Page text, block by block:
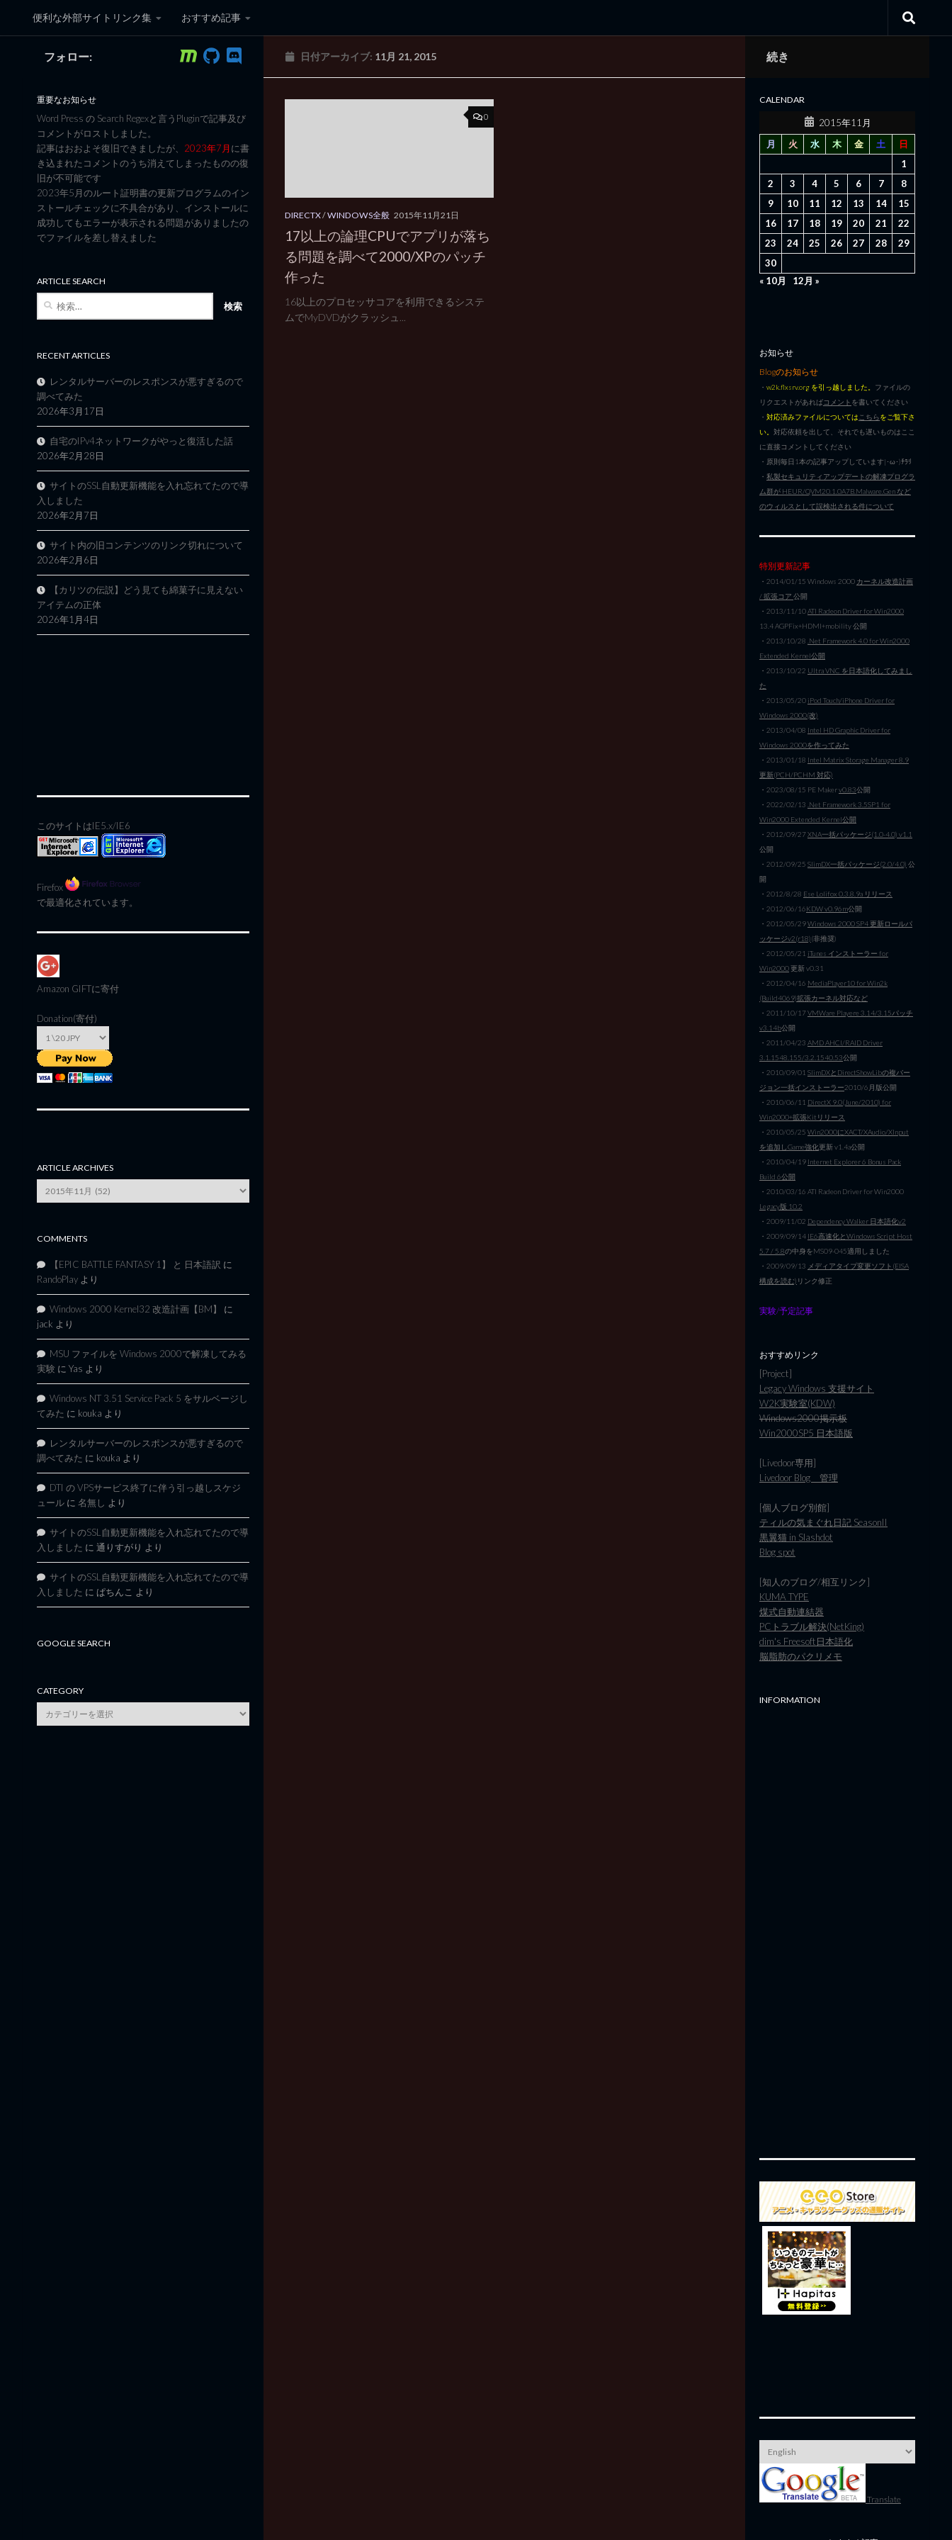
コンテンツへスキップ
便利な外部サイトリンク集 おすすめ記事
黒翼猫のコンピュータ日記 3rd Edition
日付アーカイブ: 11月 21, 2015
0
DIRECTX/WINDOWS全般 2015年11月21日
17以上の論理CPUでアプリが落ち
る問題を調べて2000/XPのパッチ
作った
16以上のプロセッサコアを利用できるシステ
ムでMyDVDがクラッシュ...
フォロー:
重要なお知らせ
Word Press の Search Regexと言うPluginで記事及び
コメントがロストしました。
記事はおおよそ復旧できましたが、 2023年7月に書
き込まれたコメントのうち消えてしまったものの復
旧が不可能です
2023年5月のルート証明書の更新プログラムのイン
ストールチェックに不具合があり、インストールに
成功してもエラーが表示される問題がありましたの
でファイルを差し替えました
ARTICLE SEARCH
RECENT ARTICLES
レンタルサーバーのレスポンスが悪すぎるので
調べてみた
2026年3月17日
自宅のIPv4ネットワークがやっと復活した話
2026年2月28日
サイトのSSL自動更新機能を入れ忘れてたので導
入しました
2026年2月7日
サイト内の旧コンテンツのリンク切れについて
2026年2月6日
【カリツの伝説】どう見ても綿菓子に見えない
アイテムの正体
2026年1月4日
このサイトはIE5.x/IE6
Firefox
で最適化されています。
Amazon GIFTに寄付
Donation(寄付)
ARTICLE ARCHIVES
Archives
COMMENTS
【EPIC BATTLE FANTASY 1】 と 日本語訳 に
RandoPlay より
Windows 2000 Kernel32 改造計画【BM】
に
jack より
MSU ファイルを Windows 2000で解凍してみる
実験 に Yas より
Windows NT 3.51 Service Pack 5 をサルベージし
てみた に kouka より
レンタルサーバーのレスポンスが悪すぎるので
調べてみた に kouka より
DTI の VPSサービス終了に伴う引っ越しスケジ
ュール に 名無し より
サイトのSSL自動更新機能を入れ忘れてたので導
入しました に 通りすがり より
サイトのSSL自動更新機能を入れ忘れてたので導
入しました に ぱちんこ より
GOOGLE SEARCH
CATEGORY
category
続き
CALENDAR
2015年11月
月
火 水 木 金 土
日
1
2
3 4 5 6 7
8
9
10 11 12 13 14
15
16
17 18 19 20 21
22
23
24 25 26 27 28
29
30
« 10月
12月 »
お知らせ
Blogのお知らせ
・ w2k.flxsrv.org を引っ越しました。 ファイルの
リクエストがあればコメント を書いてください
・ 対応済みファイルについては こちらをご覧下さ
い。 対応依頼を出して、それでも遅いものはここ
に直接コメントしてください
・原則毎日1本の記事アップしています|･ω･)ﾁﾗﾘ
・ 私製セキュリティアップデートの解凍プログラ
ム群が HEUR/QVM20.1.0A7B.Malware.Gen など
のウィルスとして誤検出される件について
特別更新記事
・2014/01/15 Windows 2000 カーネル改造計画
/ 拡張コア 公開
・2013/11/10ATI Radeon Driver for Win2000
13.4 AGPFix+HDMI+mobility 公開
・2013/10/28 .Net Framework 4.0 for Win2000
Extended Kernel公開
・2013/10/22 Ultra VNC を日本語化してみまし
た
・2013/05/20 iPod Touch/iPhone Driver for
Windows 2000(改)
・2013/04/08 Intel HD Graphic Driver for
Windows 2000を作ってみた
・2013/01/18 Intel Matrix Storage Manager 8.9
更新(PCH/PCHM 対応)
・2023/08/15 PE Makerv0.83公開
・2022/02/13 .Net Framework 3.5SP1 for
Win2000 Extended Kernel公開
・2012/09/27XNA一括パッケージ(1.0-4.0) v1.1
公開
・2012/09/25 SlimDX一括パッケージ(2.0/4.0) 公
開
・2012/8/28 Ese Lolifox 0.3.8.9a リリース
・2012/06/16KDW v0.96m公開
・2012/05/29Windows 2000 SP4 更新ロールパ
ッケージv2(r18)(非推奨)
・2012/05/21 iTunes インストーラー for
Win2000更新 v0.31
・2012/04/16 MediaPlayer10 for Win2k
(Build4069)拡張カーネル対応など
・2011/10/17VMWare Playere 3.14/3.15パッチ
v3.14b公開
・2011/04/23 AMD AHCI/RAID Driver
3.1.1548.155/3.2.1540.53公開
・2010/09/01 SlimDXとDirectShowLibの複バー
ジョン一括インストーラー2010/6月版公開
・2010/06/11 DirectX 9.0(June/2010) for
Win2000+拡張Kitリリース
・2010/05/25 Win2000にXACT/XAudio/XInput
を追加しGame強化更新 v1.4a公開
・2010/04/19 Internet Explorer 6 Bonus Pack
Build 6公開
・2010/03/16 ATI Radeon Driver for Win2000
Legacy版 10.2
・2009/11/02 Dependency Walker 日本語化v2
・2009/09/14 IE6高速化とWindows Script Host
5.7 / 5.8の中身をMS09-045適用しました
・2009/09/13 メディアタイプ変更ソフト(EISA
構成を読む) リンク修正
実験/予定記事
おすすめリンク
[Project]
Legacy Windows 支援サイト
W2K実験室(KDW)
Windows2000掲示板
Win2000SP5 日本語版
[Livedoor専用]
Livedoor Blog 管理
[個人ブログ別館]
ティルの気まぐれ日記 SeasonII
黒翼猫 in Slashdot
Blog spot
[知人のブログ/相互リンク]
KUMA TYPE
煤式自動連結器
PCトラブル解決(NetKing)
dim's Freesoft日本語化
脳脂肪のパクリメモ
INFORMATION
Translate